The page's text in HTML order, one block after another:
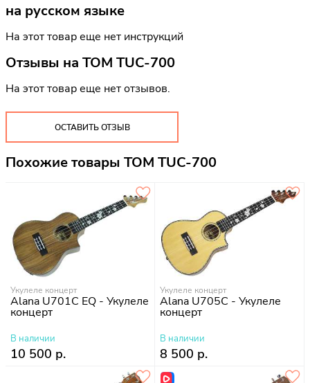
на русском языке
На этот товар еще нет инструкций
Отзывы на TOM TUC-700
На этот товар еще нет отзывов.
ОСТАВИТЬ ОТЗЫВ
Похожие товары TOM TUC-700
Укулеле концерт
Alana U701C EQ - Укулеле
концерт
В наличии
10 500 р.
Укулеле концерт
Alana U705C - Укулеле
концерт
В наличии
8 500 р.